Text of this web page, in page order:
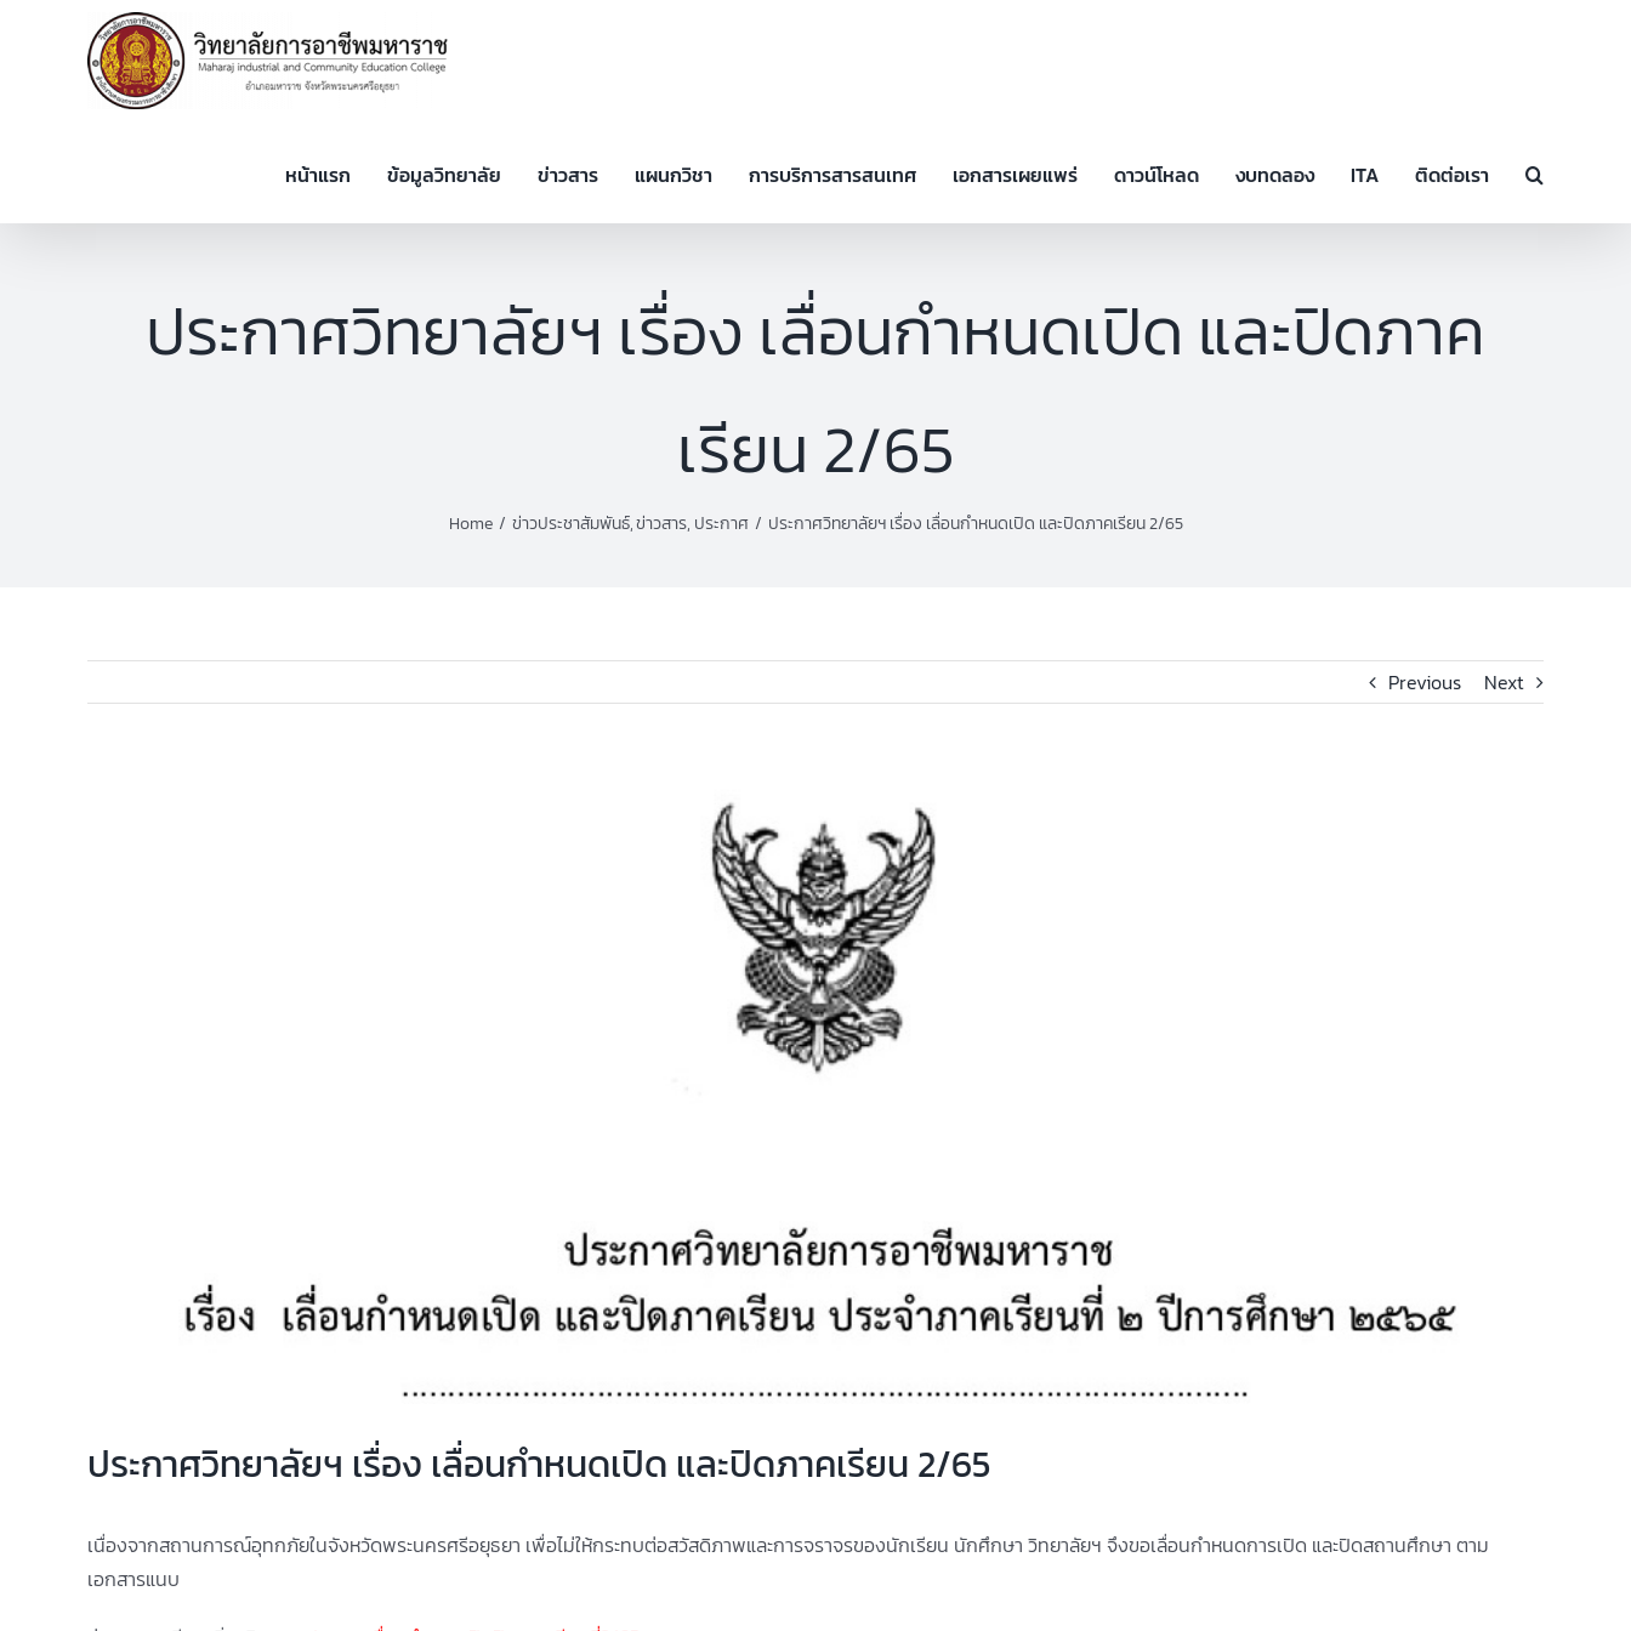
หน้าแรก ข้อมูลวิทยาลัย ข่าวสาร แผนกวิชา การบริการสารสนเทศ เอกสารเผยแพร่ ดาวน์โหลด งบทดลอง ITA ติดต่อเรา
ประกาศวิทยาลัยฯ เรื่อง เลื่อนกำหนดเปิด และปิดภาค
เรียน 2/65
Home ข่าวประชาสัมพันธ์ ข่าวสาร ประกาศ ประกาศวิทยาลัยฯ เรื่อง เลื่อนกำหนดเปิด และปิดภาคเรียน 2/65
Previous Next
ประกาศวิทยาลัยฯ เรื่อง เลื่อนกำหนดเปิด และปิดภาคเรียน 2/65
เนื่องจากสถานการณ์อุทกภัยในจังหวัดพระนครศรีอยุธยา เพื่อไม่ให้กระทบต่อสวัสดิภาพและการจราจรของนักเรียน นักศึกษา วิทยาลัยฯ จึงขอเลื่อนกำหนดการเปิด และปิดสถานศึกษา ตาม
เอกสารแนบ